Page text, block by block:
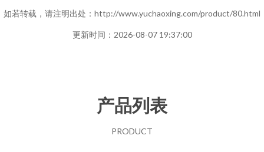
如若转载，请注明出处：http://www.yuchaoxing.com/product/80.html
更新时间：2026-08-07 19:37:00
产品列表
PRODUCT